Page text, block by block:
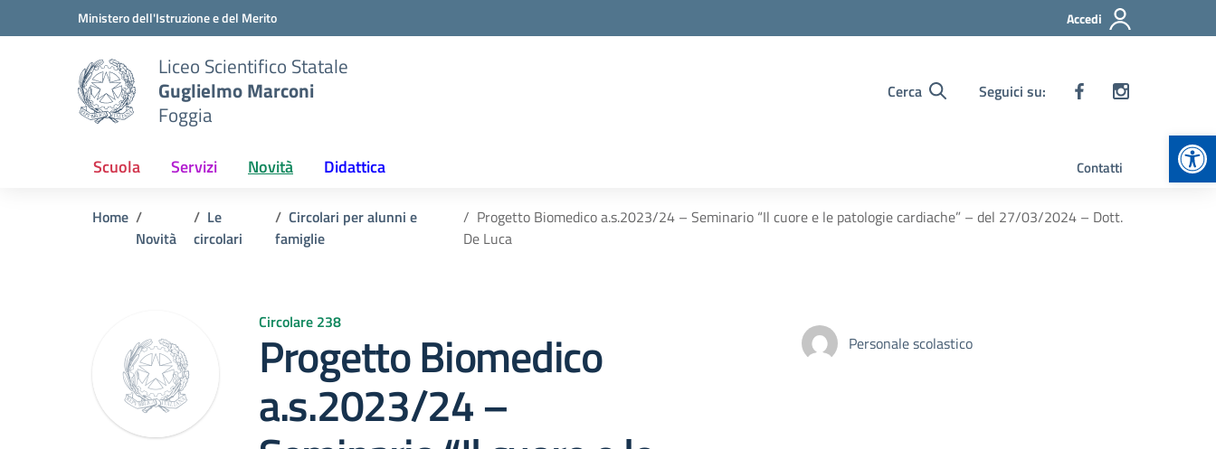
Vai ai contenuti
Vai al menu di navigazioneMinistero dell'Istruzione e del Merito Accedi
Liceo Scientifico Statale
Guglielmo Marconi
Foggia
Cerca Seguici su:
Scuola Servizi Novità Didattica Contatti
Home
Novità
Le
circolari
Circolari per alunni e
famiglie
Progetto Biomedico a.s.2023/24 – Seminario “Il cuore e le patologie cardiache” – del 27/03/2024 – Dott.
De Luca
Circolare 238
Progetto Biomedico
a.s.2023/24 –
Personale scolastico